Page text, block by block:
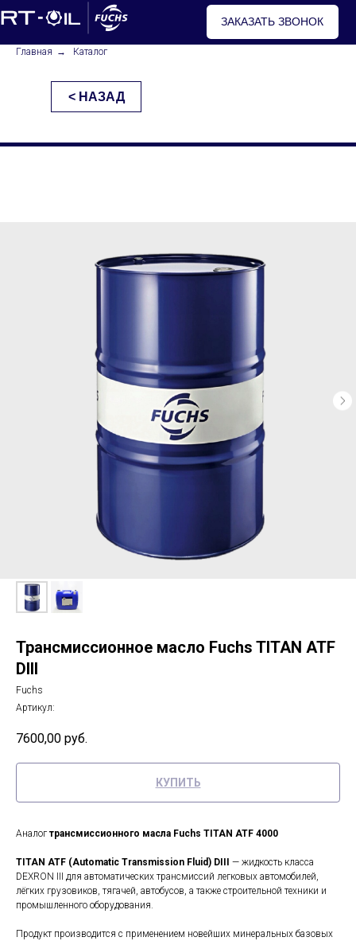
Главная → Каталог
< НАЗАД
Трансмиссионное масло Fuchs TITAN ATF
DIII
Fuchs
Артикул:
7600,00 руб.
КУПИТЬ
Аналог трансмиссионного масла Fuchs TITAN ATF 4000
TITAN ATF (Automatic Transmission Fluid) DIII
— жидкость класса
DEXRON III для автоматических трансмиссий легковых автомобилей,
лёгких грузовиков, тягачей, автобусов, а также строительной техники и
промышленного оборудования.
Продукт производится с применением новейших минеральных базовых